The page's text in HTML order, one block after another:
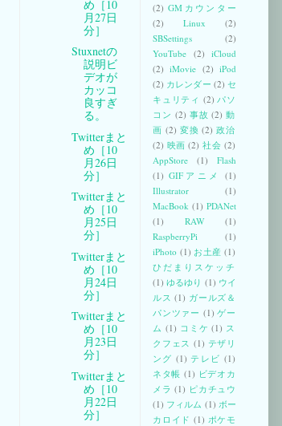
め［10
月27日
分］
Stuxnetの
説明ビ
デオが
カッコ
良すぎ
る。
Twitterまと
め［10
月26日
分］
Twitterまと
め［10
月25日
分］
Twitterまと
め［10
月24日
分］
Twitterまと
め［10
月23日
分］
Twitterまと
め［10
月22日
分］
(2) GMカウンター
(2)
Linux
(2)
SBSettings
(2)
YouTube (2) iCloud
(2) iMovie (2) iPod
(2) カレンダー (2) セ
キュリティ (2) パソ
コン (2) 事故 (2) 動
画 (2) 変換 (2) 政治
(2) 映画 (2) 社会 (2)
AppStore
(1)
Flash
(1) GIFアニメ
(1)
Illustrator
(1)
MacBook (1) PDANet
(1)
RAW
(1)
RaspberryPi
(1)
iPhoto (1) お土産 (1)
ひだまりスケッチ
(1) ゆるゆり (1) ウイ
ルス (1) ガールズ＆
パンツァー (1) ゲー
ム (1) コミケ (1) ス
クフェス (1) テザリ
ング (1) テレビ (1)
ネタ帳 (1) ビデオカ
メラ (1) ピカチュウ
(1) フィルム (1) ボー
カロイド (1) ポケモ